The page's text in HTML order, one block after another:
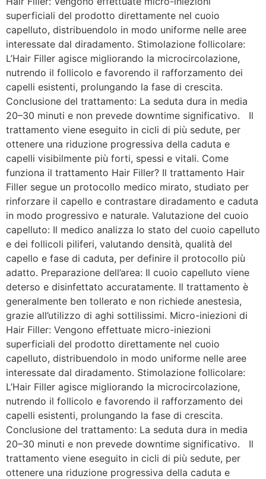
superficiali del prodotto direttamente nel cuoio
capelluto, distribuendolo in modo uniforme nelle aree
interessate dal diradamento. Stimolazione follicolare:
L’Hair Filler agisce migliorando la microcircolazione,
nutrendo il follicolo e favorendo il rafforzamento dei
capelli esistenti, prolungando la fase di crescita.
Conclusione del trattamento: La seduta dura in media
20–30 minuti e non prevede downtime significativo. Il
trattamento viene eseguito in cicli di più sedute, per
ottenere una riduzione progressiva della caduta e
capelli visibilmente più forti, spessi e vitali. Come
funziona il trattamento Hair Filler? Il trattamento Hair
Filler segue un protocollo medico mirato, studiato per
rinforzare il capello e contrastare diradamento e caduta
in modo progressivo e naturale. Valutazione del cuoio
capelluto: Il medico analizza lo stato del cuoio capelluto
e dei follicoli piliferi, valutando densità, qualità del
capello e fase di caduta, per definire il protocollo più
adatto. Preparazione dell’area: Il cuoio capelluto viene
deterso e disinfettato accuratamente. Il trattamento è
generalmente ben tollerato e non richiede anestesia,
grazie all’utilizzo di aghi sottilissimi. Micro-iniezioni di
Hair Filler: Vengono effettuate micro-iniezioni
superficiali del prodotto direttamente nel cuoio
capelluto, distribuendolo in modo uniforme nelle aree
interessate dal diradamento. Stimolazione follicolare:
L’Hair Filler agisce migliorando la microcircolazione,
nutrendo il follicolo e favorendo il rafforzamento dei
capelli esistenti, prolungando la fase di crescita.
Conclusione del trattamento: La seduta dura in media
20–30 minuti e non prevede downtime significativo. Il
trattamento viene eseguito in cicli di più sedute, per
ottenere una riduzione progressiva della caduta e